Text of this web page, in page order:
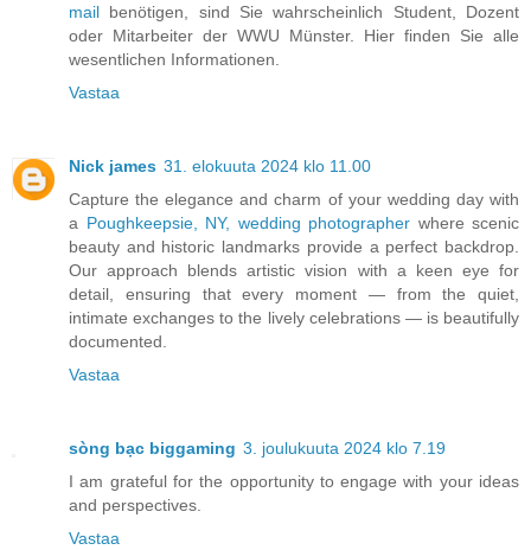
mail benötigen, sind Sie wahrscheinlich Student, Dozent
oder Mitarbeiter der WWU Münster. Hier finden Sie alle
wesentlichen Informationen.
Vastaa
Nick james 31. elokuuta 2024 klo 11.00
Capture the elegance and charm of your wedding day with
a Poughkeepsie, NY, wedding photographer where scenic
beauty and historic landmarks provide a perfect backdrop.
Our approach blends artistic vision with a keen eye for
detail, ensuring that every moment — from the quiet,
intimate exchanges to the lively celebrations — is beautifully
documented.
Vastaa
sòng bạc biggaming 3. joulukuuta 2024 klo 7.19
I am grateful for the opportunity to engage with your ideas
and perspectives.
Vastaa